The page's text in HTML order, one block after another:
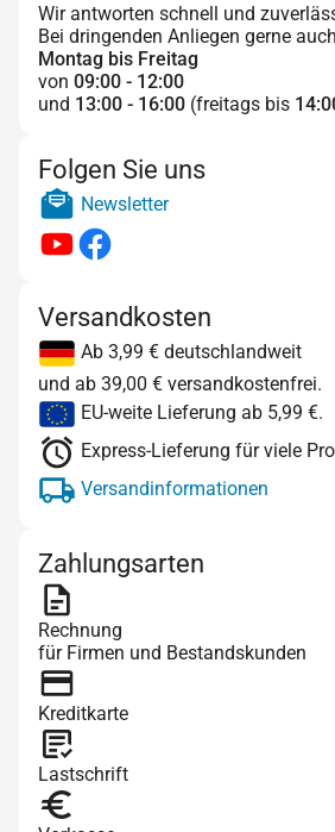
Wir antworten schnell und
Bei dringenden Anliegen gerne
Montag bis Freitag
von 09:00 - 12:00
und 13:00 - 16:00 (freitags bis
Folgen Sie uns
Newsletter
Versandkosten
Ab 3,99 € deutschlandweit
und ab 39,00 € versandkostenfrei.
EU-weite Lieferung ab 5,99 €.
Express-Lieferung für viele
Versandinformationen
Zahlungsarten
Rechnung
für Firmen und Bestandskunden
Kreditkarte
Lastschrift